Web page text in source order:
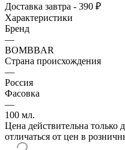
Доставка завтра - 390 ₽
Характеристики
Бренд
—
BOMBBAR
Страна происхождения
—
Россия
Фасовка
—
100 мл.
Цена действительна только
отличаться от цен в